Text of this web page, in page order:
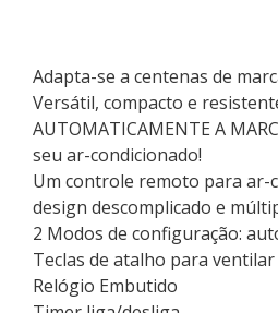
Adapta-se a centenas de
Versátil, compacto e
AUTOMATICAMENTE A
seu ar-condicionado!
Um controle remoto para ar-
design descomplicado e
2 Modos de configuração:
Teclas de atalho para
Relógio Embutido